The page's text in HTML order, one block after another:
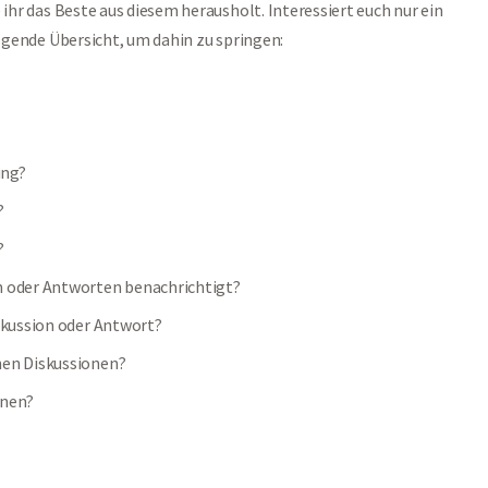
das Beste aus diesem herausholt. Interessiert euch nur ein
Übersicht, um dahin zu springen:
oder Antworten benachrichtigt?
oder Antwort?
Diskussionen?